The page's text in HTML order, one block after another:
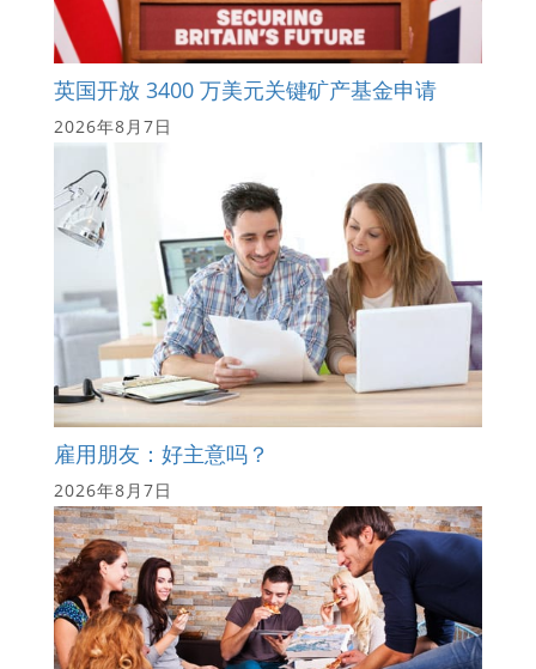
英国开放 3400 万美元关键矿产基金申请
2026年8月7日
雇用朋友：好主意吗？
2026年8月7日